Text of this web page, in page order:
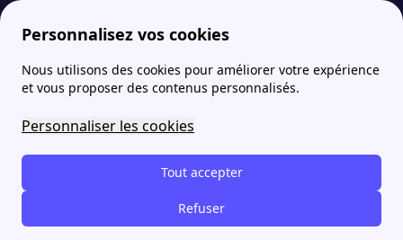
Personnalisez vos cookies
Nous utilisons des cookies pour améliorer votre expérience
et vous proposer des contenus personnalisés.
Personnaliser les cookies
Tout accepter
Refuser
papernest Raccordement Comment faire une demande de raccordement provisoire Enedis ?
Comment faire une
demande de raccordement
provisoire Enedis ?